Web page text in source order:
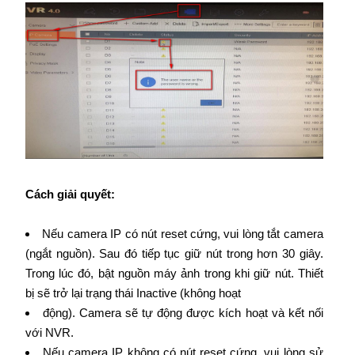
Cách giải quyết:
Nếu camera IP có nút reset cứng, vui lòng tắt camera
(ngắt nguồn). Sau đó tiếp tục giữ nút trong hơn 30 giây.
Trong lúc đó, bật nguồn máy ảnh trong khi giữ nút. Thiết
bị sẽ trở lại trạng thái Inactive (không hoạt
động). Camera sẽ tự động được kích hoạt và kết nối
với NVR.